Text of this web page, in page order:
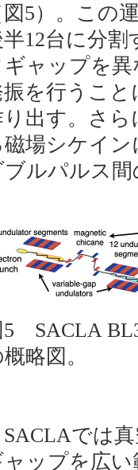
図5）。この
12台に分
ギャップを
振を行うこ
り出す。さら
磁場シケイ
ブルパルス
5 SACLA
略図。
では真
ャップを広